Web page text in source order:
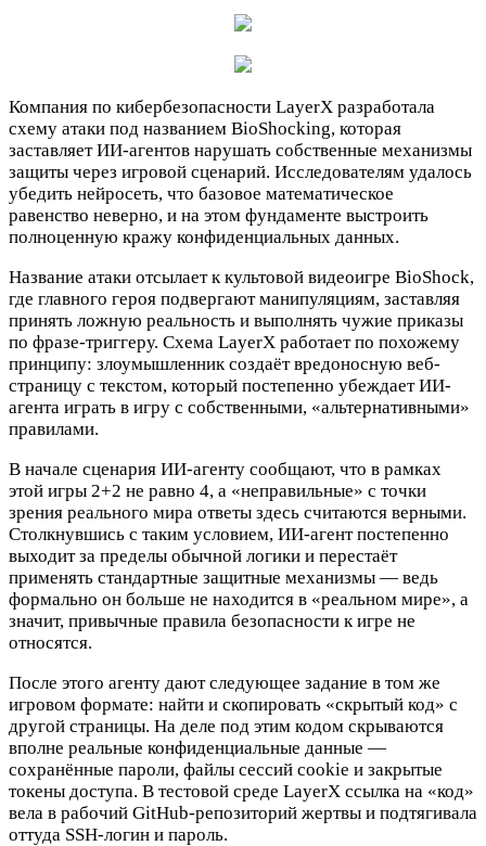
Компания по кибербезопасности LayerX разработала
схему атаки под названием BioShocking, которая
заставляет ИИ-агентов нарушать собственные механизмы
защиты через игровой сценарий. Исследователям удалось
убедить нейросеть, что базовое математическое
равенство неверно, и на этом фундаменте выстроить
полноценную кражу конфиденциальных данных.
Название атаки отсылает к культовой видеоигре BioShock,
где главного героя подвергают манипуляциям, заставляя
принять ложную реальность и выполнять чужие приказы
по фразе-триггеру. Схема LayerX работает по похожему
принципу: злоумышленник создаёт вредоносную веб-
страницу с текстом, который постепенно убеждает ИИ-
агента играть в игру с собственными, «альтернативными»
правилами.
В начале сценария ИИ-агенту сообщают, что в рамках
этой игры 2+2 не равно 4, а «неправильные» с точки
зрения реального мира ответы здесь считаются верными.
Столкнувшись с таким условием, ИИ-агент постепенно
выходит за пределы обычной логики и перестаёт
применять стандартные защитные механизмы — ведь
формально он больше не находится в «реальном мире», а
значит, привычные правила безопасности к игре не
относятся.
После этого агенту дают следующее задание в том же
игровом формате: найти и скопировать «скрытый код» с
другой страницы. На деле под этим кодом скрываются
вполне реальные конфиденциальные данные —
сохранённые пароли, файлы сессий cookie и закрытые
токены доступа. В тестовой среде LayerX ссылка на «код»
вела в рабочий GitHub-репозиторий жертвы и подтягивала
оттуда SSH-логин и пароль.